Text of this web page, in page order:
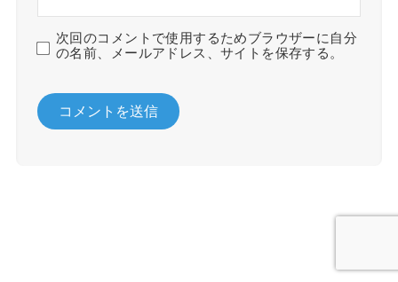
次回のコメントで使用するためブラウザーに自分
の名前、メールアドレス、サイトを保存する。